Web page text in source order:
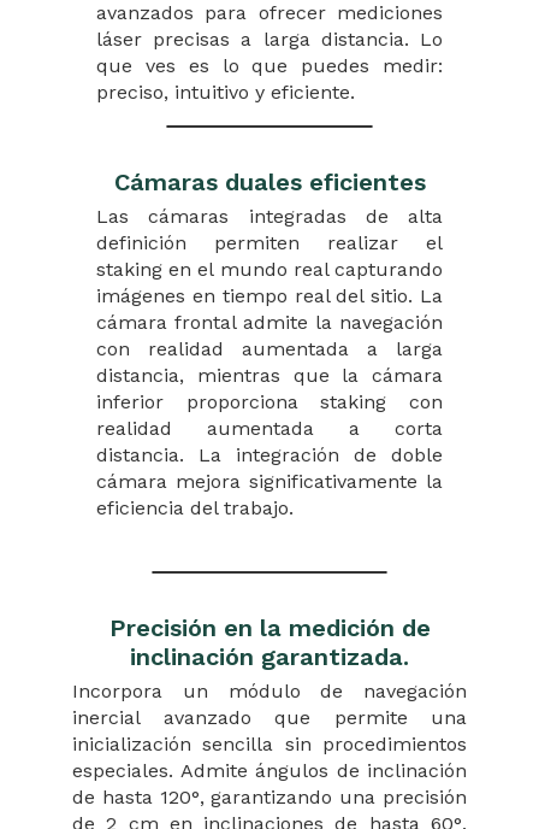
avanzados para ofrecer mediciones
láser precisas a larga distancia. Lo
que ves es lo que puedes medir:
preciso, intuitivo y eficiente.
Cámaras duales eficientes
Las cámaras integradas de alta
definición permiten realizar el
staking en el mundo real capturando
imágenes en tiempo real del sitio. La
cámara frontal admite la navegación
con realidad aumentada a larga
distancia, mientras que la cámara
inferior proporciona staking con
realidad aumentada a corta
distancia. La integración de doble
cámara mejora significativamente la
eficiencia del trabajo.
Precisión en la medición de
inclinación garantizada.
Incorpora un módulo de navegación
inercial avanzado que permite una
inicialización sencilla sin procedimientos
especiales. Admite ángulos de inclinación
de hasta 120°, garantizando una precisión
de 2 cm en inclinaciones de hasta 60°.